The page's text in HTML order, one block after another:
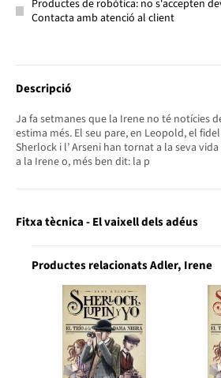
Productes de robòtica: no s'accepten
Contacta amb atenció al client
Descripció
Ja fa setmanes que la Irene no té notícies
estima més. El seu pare, en Leopold, el
Sherlock i l’ Arseni han tornat a la seva
a la Irene o, més ben dit: la p
Fitxa tècnica - El vaixell dels adéus
Productes relacionats Adler, Irene